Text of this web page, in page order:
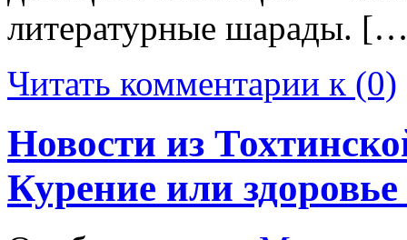
литературные шарады.
Читать комментарии к (0)
Новости из
Курение или